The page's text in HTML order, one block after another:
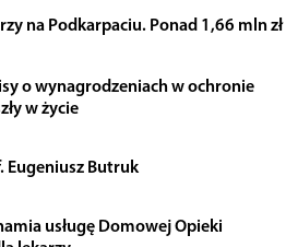
na Podkarpaciu. Ponad 1,66 mln zł
o wynagrodzeniach w ochronie
w życie
Eugeniusz Butruk
usługę Domowej Opieki